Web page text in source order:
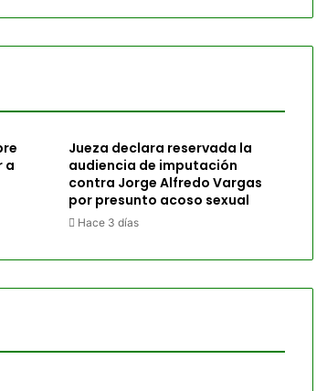
a
Jueza declara reservada la
audiencia de imputación
contra Jorge Alfredo Vargas
por presunto acoso sexual
Hace 3 días